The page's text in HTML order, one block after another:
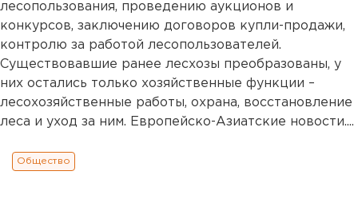
лесопользования, проведению аукционов и
конкурсов, заключению договоров купли-продажи,
контролю за работой лесопользователей.
Существовавшие ранее лесхозы преобразованы, у
них остались только хозяйственные функции –
лесохозяйственные работы, охрана, восстановление
леса и уход за ним. Европейско-Азиатские новости....
Общество